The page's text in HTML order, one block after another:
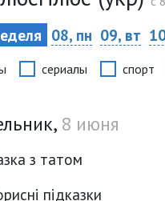
08, пн 09, вт
сериалы спорт
8 июня
з татом
підказки